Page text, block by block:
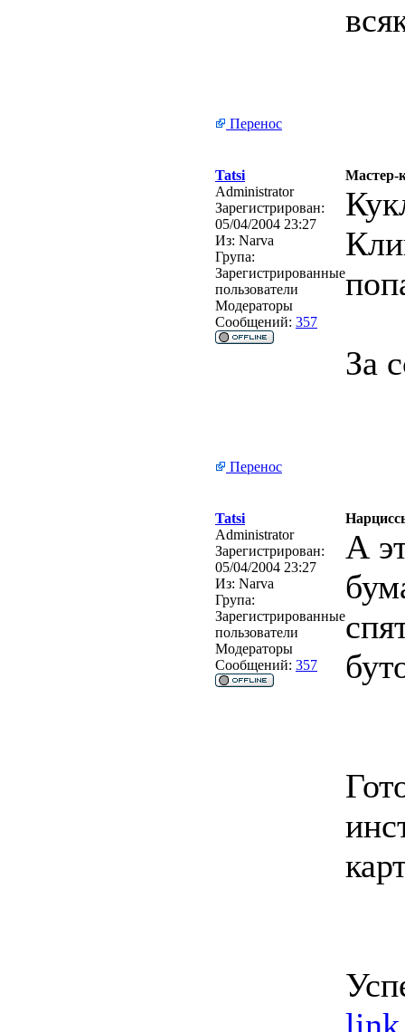
Перенос
Tatsi
Мастер-
Administrator
Зарегистрирован:
05/04/2004 23:27
Из: Narva
Група:
Зарегистрированные
пользователи
Модераторы
Сообщений: 357
За
Перенос
Tatsi
Administrator
Зарегистрирован:
05/04/2004 23:27
Из: Narva
Група:
Зарегистрированные
пользователи
Модераторы
Сообщений: 357
А